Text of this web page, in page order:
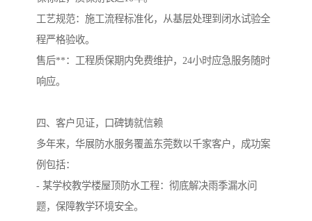
工艺规范：施工流程标准化，从基层处理到闭水试验全
程严格验收。
售后**：工程质保期内免费维护，24小时应急服务随时
响应。
四、客户见证，口碑铸就信赖
多年来，华展防水服务覆盖东莞数以千家客户，成功案
例包括：
- 某学校教学楼屋顶防水工程：彻底解决雨季漏水问
题，保障教学环境安全。